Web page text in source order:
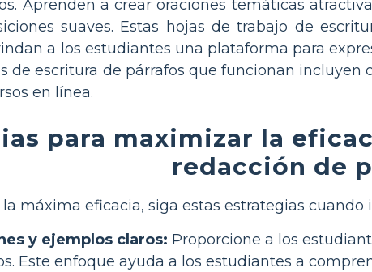
Aprenden a crear oraciones temáticas
suaves. Estas hojas de trabajo de
a los estudiantes una plataforma para
de escritura de párrafos que funcionan incluyen
en línea.
para maximizar la
redacción de
máxima eficacia, siga estas estrategias
y ejemplos claros: Proporcione a los
Este enfoque ayuda a los estudiantes a